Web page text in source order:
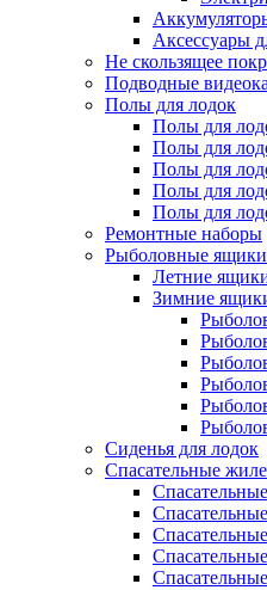
Аксессуары
Не скользящее
Подводные
Полы для лодок
Полы для
Полы для
Полы для
Полы для
Полы для
Ремонтные наборы
Рыболовные ящики
Летние
Зимние
Сиденья для лодок
Спасательные